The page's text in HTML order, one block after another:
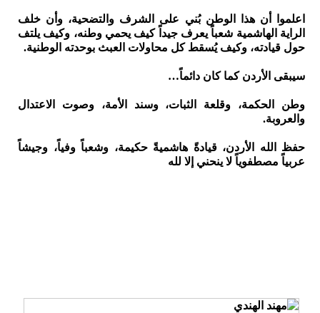
اعلموا أن هذا الوطن بُني على الشرف والتضحية، وأن خلف
الراية الهاشمية شعباً يعرف جيداً كيف يحمي وطنه، وكيف يلتف
حول قيادته، وكيف يُسقط كل محاولات العبث بوحدته الوطنية.
سيبقى الأردن كما كان دائماً…
وطن الحكمة، وقلعة الثبات، وسند الأمة، وصوت الاعتدال
والعروبة.
حفظ الله الأردن، قيادةً هاشميةً حكيمة، وشعباً وفياً، وجيشاً
عربياً مصطفوياً لا ينحني إلا لله